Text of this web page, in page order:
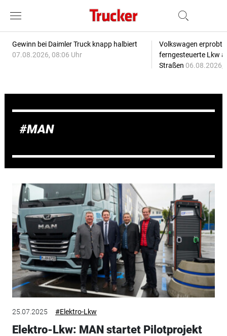
Gewinn bei Daimler Truck knapp halbiert
07.08.2026, 08:06 Uhr
Volkswagen erprobt
ferngesteuerte Lkw
Straßen 06.08.2026,
MAN
25.07.2025 #Elektro-Lkw
Elektro-Lkw: MAN startet Pilotprojekt